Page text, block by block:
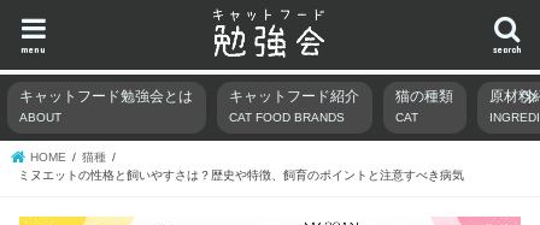
search
menu
キャットフード勉強会とは
ABOUT
キャットフード紹介
CAT FOOD BRANDS
猫の種類
CAT
原材料
HOME
猫種
ミヌエットの性格と飼いやすさは？歴史や特徴、飼育のポイントと注意すべき病気